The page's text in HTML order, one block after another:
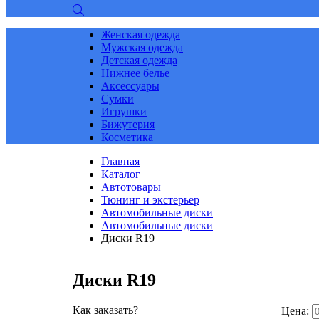
Женская одежда
Мужская одежда
Детская одежда
Нижнее белье
Аксессуары
Сумки
Игрушки
Бижутерия
Косметика
Главная
Каталог
Автотовары
Тюнинг и экстерьер
Автомобильные диски
Автомобильные диски
Диски R19
Диски R19
Как заказать?
Цена: